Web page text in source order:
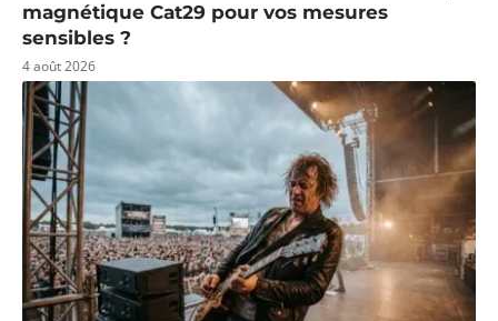
magnétique Cat29 pour vos mesures
sensibles ?
4 août 2026